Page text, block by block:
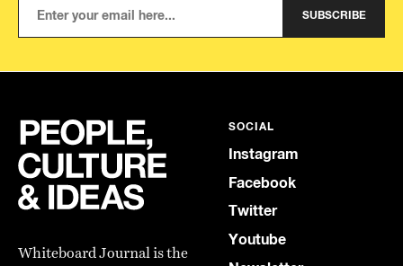
SUBSCRIBE
Whiteboard Journal is the
SOCIAL
Instagram
Facebook
Twitter
Youtube